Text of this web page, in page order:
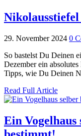
29. November 2024 0
So bastelst Du Deinen
Dezember ein
Tipps, wie Du Deinen
Read Full Article
Ein Vogelhaus